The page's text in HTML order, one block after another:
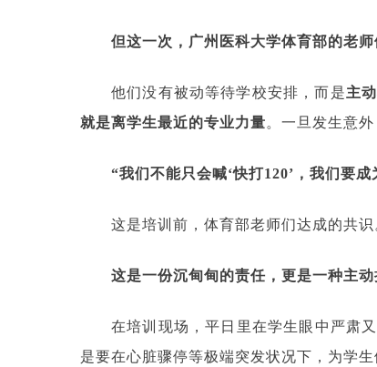
但这一次，广州医科大学体育部的老师
他们没有被动等待学校安排，而是主
就是离学生最近的专业力量。一旦发生意
“我们不能只会喊‘快打120’，我们要
这是培训前，体育部老师们达成的共识
这是一份沉甸甸的责任，更是一种主动
在培训现场，平日里在学生眼中严肃
是要在心脏骤停等极端突发状况下，为学生